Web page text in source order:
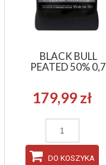
BLACK BULL
PEATED 50% 0,7
179,99 zł
DO KOSZYKA